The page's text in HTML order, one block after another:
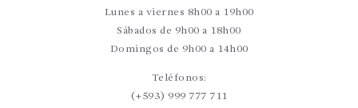
Lunes a viernes 8h00 a 19h00
Sábados de 9h00 a 18h00
Domingos de 9h00 a 14h00
Teléfonos:
(+593) 999 777 711